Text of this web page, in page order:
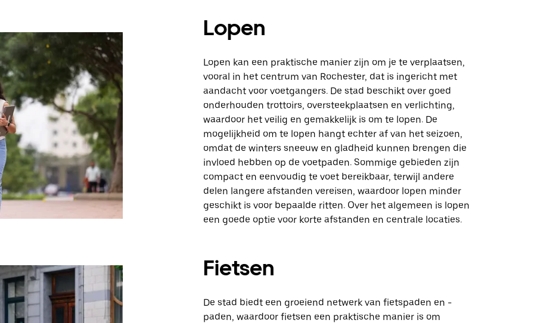
Lopen
Lopen kan een praktische manier zijn om je te verplaatsen,
vooral in het centrum van Rochester, dat is ingericht met
aandacht voor voetgangers. De stad beschikt over goed
onderhouden trottoirs, oversteekplaatsen en verlichting,
waardoor het veilig en gemakkelijk is om te lopen. De
mogelijkheid om te lopen hangt echter af van het seizoen,
omdat de winters sneeuw en gladheid kunnen brengen die
invloed hebben op de voetpaden. Sommige gebieden zijn
compact en eenvoudig te voet bereikbaar, terwijl andere
delen langere afstanden vereisen, waardoor lopen minder
geschikt is voor bepaalde ritten. Over het algemeen is lopen
een goede optie voor korte afstanden en centrale locaties.
Fietsen
De stad biedt een groeiend netwerk van fietspaden en -
paden, waardoor fietsen een praktische manier is om